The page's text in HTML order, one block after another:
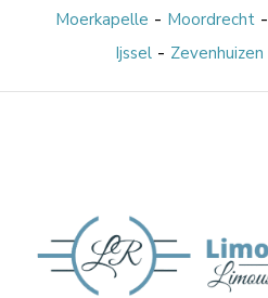
Moerkapelle - Moordrecht -
Ijssel- Zevenhuizen